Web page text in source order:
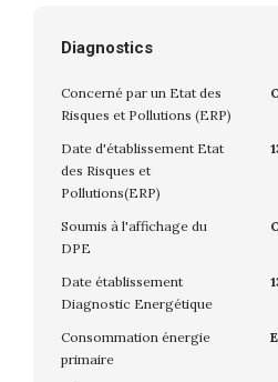
Diagnostics
Concerné par un Etat des
Risques et Pollutions (ERP)
Date d'établissement Etat
des Risques et
Pollutions(ERP)
Soumis à l'affichage du
DPE
Date établissement
Diagnostic Energétique
Consommation énergie
primaire
E